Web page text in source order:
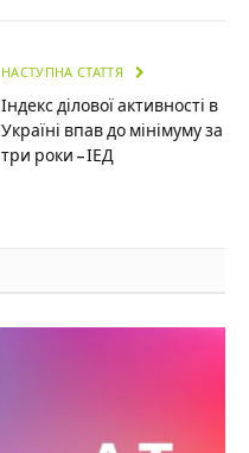
НАСТУПНА СТАТТЯ
Індекс ділової активності в
Україні впав до мінімуму за
три роки – ІЕД